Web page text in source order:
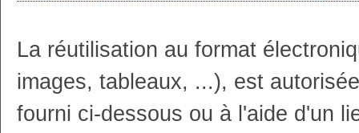
La réutilisation au format
images, tableaux, ...), est
fourni ci-dessous ou à l'aide d'un